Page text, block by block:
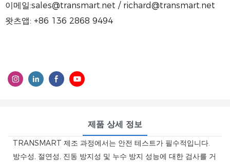
이메일:sales@transmart.net / richard@transmart.net
왓츠앱: +86 136 2868 9494
제품 상세 정보
TRANSMART 제조 과정에서는 안전 테스트가 필수적입니다.
방수성, 절연성, 진동 방지성 및 누수 방지 성능에 대한 검사를 거